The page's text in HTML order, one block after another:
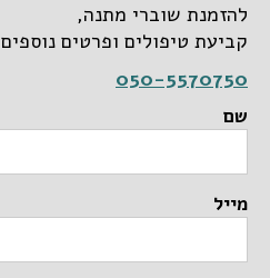
להזמנת שוברי מתנה,
קביעת טיפולים ופרטים נוספים
050-5570750
שם
מייל